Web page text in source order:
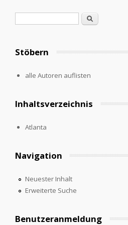
Suche
Stöbern
alle Autoren auflisten
Inhaltsverzeichnis
Atlanta
Navigation
Neuester Inhalt
Erweiterte Suche
Benutzeranmeldung